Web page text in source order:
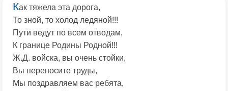
Как тяжела эта дорога,
То зной, то холод ледяной!!!
Пути ведут по всем отводам,
К границе Родины Родной!!!
Ж.Д. войска, вы очень стойки,
Вы переносите труды,
Мы поздравляем вас ребята,